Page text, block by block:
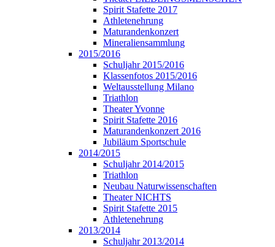
Spirit Stafette 2017
Athletenehrung
Maturandenkonzert
Mineraliensammlung
2015/2016
Schuljahr 2015/2016
Klassenfotos 2015/2016
Weltausstellung Milano
Triathlon
Theater Yvonne
Spirit Stafette 2016
Maturandenkonzert 2016
Jubiläum Sportschule
2014/2015
Schuljahr 2014/2015
Triathlon
Neubau Naturwissenschaften
Theater NICHTS
Spirit Stafette 2015
Athletenehrung
2013/2014
Schuljahr 2013/2014